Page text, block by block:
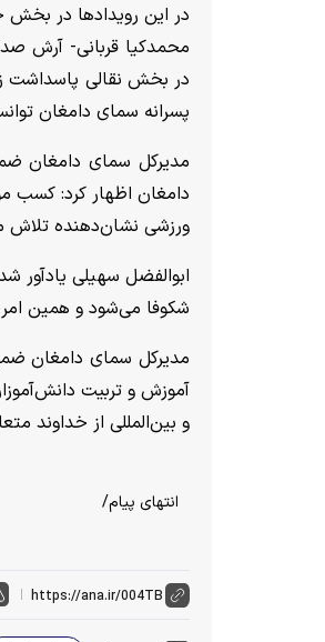
در این رویداد‌ها در
محمدکیا قربانی- آرش
در بخش نقالی پاسداشت
پسرانه سمای دامغان
مدیرکل سمای دامغان
دامغان اظهار کرد: کسب
ورزشی نشان‌دهنده تلاش
ابوالفضل سهیلی یادآور
شکوفا می‌شود و همین
مدیرکل سمای دامغان
آموزش و تربیت
و بین‌المللی از خداوند
انتهای پیام/